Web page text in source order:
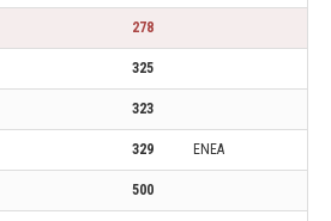
278
325
323
329 ENEA
500